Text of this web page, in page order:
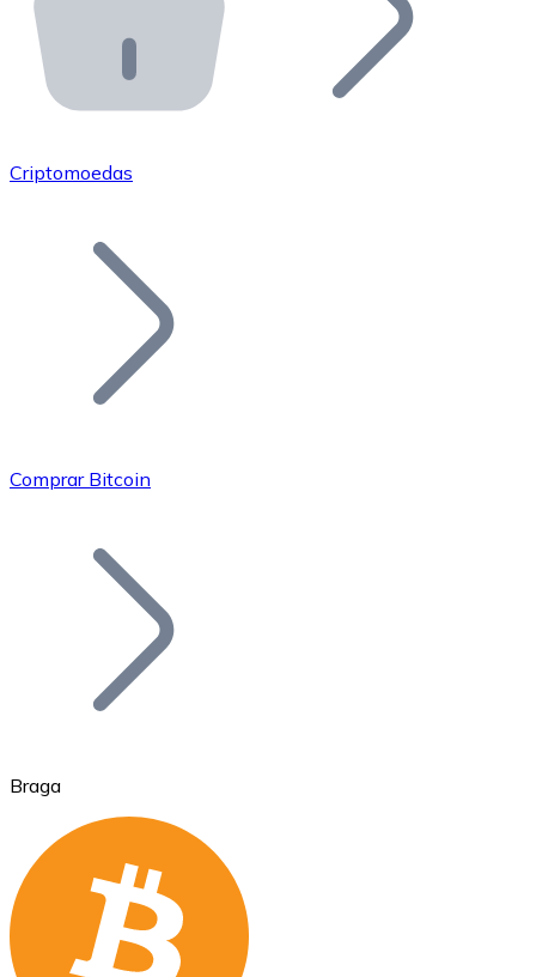
API Bitnovo
Integre nossa API no seu ecossistema.
Junte-se à nossa rede de revendedores e comercialize
Adicione o token do seu projeto ao nosso serviço de
Bitcoin
Ethereum
ETH
Criptomoedas
Comprar Bitcoin
Braga